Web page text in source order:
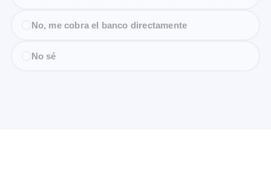
No, me cobra el banco directamente
No sé